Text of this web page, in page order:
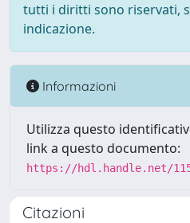
tutti i diritti sono riservati,
indicazione.
Informazioni
Utilizza questo
link a questo documento:
https://hdl.handle.net/
Citazioni